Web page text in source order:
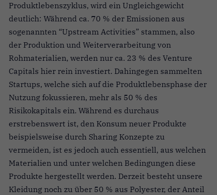
Produktlebenszyklus, wird ein Ungleichgewicht
deutlich: Während ca. 70 % der Emissionen aus
sogenannten “Upstream Activities” stammen, also
der Produktion und Weiterverarbeitung von
Rohmaterialien, werden nur ca. 23 % des Venture
Capitals hier rein investiert. Dahingegen sammelten
Startups, welche sich auf die Produktlebensphase der
Nutzung fokussieren, mehr als 50 % des
Risikokapitals ein. Während es durchaus
erstrebenswert ist, den Konsum neuer Produkte
beispielsweise durch Sharing Konzepte zu
vermeiden, ist es jedoch auch essentiell, aus welchen
Materialien und unter welchen Bedingungen diese
Produkte hergestellt werden. Derzeit besteht unsere
Kleidung noch zu über 50 % aus Polyester, der Anteil